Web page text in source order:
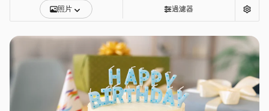
照片 過濾器